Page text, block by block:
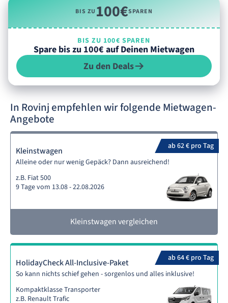
BIS ZU100€SPAREN
BIS ZU 100€ SPAREN
Spare bis zu 100€ auf Deinen Mietwagen
Zu den Deals
In Rovinj empfehlen wir folgende Mietwagen-
Angebote
ab 62 € pro Tag
Kleinstwagen
Alleine oder nur wenig Gepäck? Dann ausreichend!
z.B. Fiat 500
9 Tage vom 13.08 - 22.08.2026
Kleinstwagen vergleichen
ab 64 € pro Tag
HolidayCheck All-Inclusive-Paket
So kann nichts schief gehen - sorgenlos und alles inklusive!
Kompaktklasse Transporter
z.B. Renault Trafic